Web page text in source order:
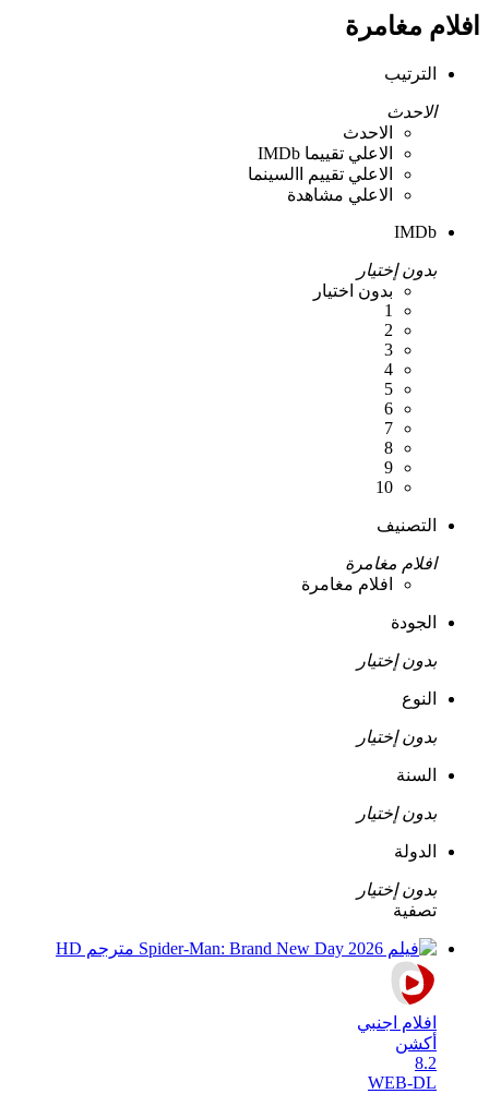
افلام مغامرة
الترتيب
الاحدث
الاحدث
الاعلي تقييما IMDb
الاعلي تقييم االسينما
الاعلي مشاهدة
IMDb
بدون إختيار
بدون اختيار
1
2
3
4
5
6
7
8
9
10
التصنيف
افلام مغامرة
افلام مغامرة
الجودة
بدون إختيار
النوع
بدون إختيار
السنة
بدون إختيار
الدولة
بدون إختيار
تصفية
افلام اجنبي
أكشن
8.2
WEB-DL